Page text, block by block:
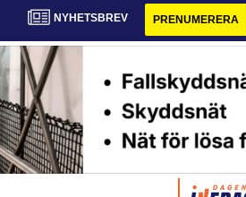
NYHETSBREV PRENUMERERA